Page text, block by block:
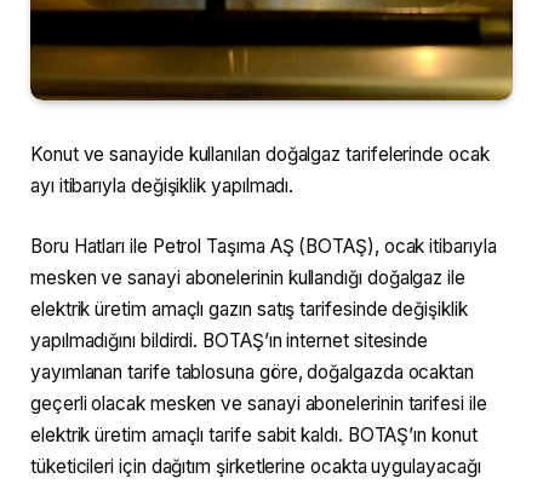
Konut ve sanayide kullanılan doğalgaz tarifelerinde ocak
ayı itibarıyla değişiklik yapılmadı.
Boru Hatları ile Petrol Taşıma AŞ (BOTAŞ), ocak itibarıyla
mesken ve sanayi abonelerinin kullandığı doğalgaz ile
elektrik üretim amaçlı gazın satış tarifesinde değişiklik
yapılmadığını bildirdi. BOTAŞ’ın internet sitesinde
yayımlanan tarife tablosuna göre, doğalgazda ocaktan
geçerli olacak mesken ve sanayi abonelerinin tarifesi ile
elektrik üretim amaçlı tarife sabit kaldı. BOTAŞ’ın konut
tüketicileri için dağıtım şirketlerine ocakta uygulayacağı